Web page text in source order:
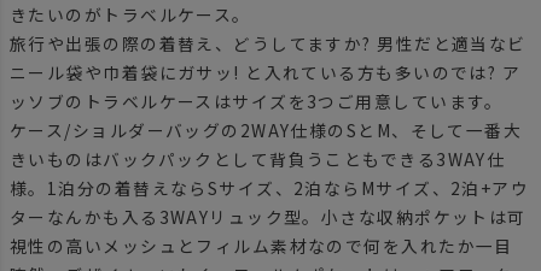
きたいのがトラベルケース。
旅行や出張の際の着替え、どうしてますか? 男性だと適当なビ
ニール袋や巾着袋にガサッ! と入れている方も多いのでは? ア
ッソブのトラベルケースはサイズを3つご用意しています。
ケース/ショルダーバッグの2WAY仕様のSとM、そして一番大
きいものはバックパックとして背負うこともできる3WAY仕
様。1泊分の着替えならSサイズ、2泊ならMサイズ、2泊+アウ
ターなんかも入る3WAYリュック型。小さな収納ポケットは可
視性の高いメッシュとフィルム素材なので何を入れたか一目